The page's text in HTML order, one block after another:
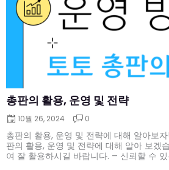
총판의 활용, 운영 및 전략
10월 26, 2024 0
총판의 활용, 운영 및 전략에 대해 알아보
판의 활용, 운영 및 전략에 대해 알아 보겠
여 잘 활용하시길 바랍니다. – 신뢰할 수 있